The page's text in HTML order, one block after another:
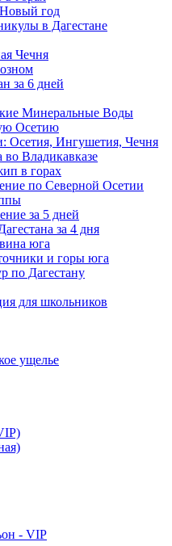
год
в Дагестане
Чечня
за 6 дней
Минеральные Воды
Осетию
Осетия, Ингушетия, Чечня
Владикавказе
в горах
по Северной Осетии
за 5 дней
за 4 дня
юга
и горы юга
по Дагестану
для школьников
ущелье
- VIP